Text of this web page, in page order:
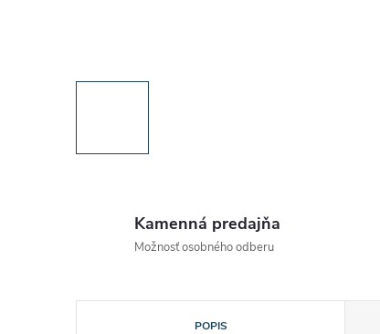
Kamenná predajňa
Možnosť osobného odberu
POPIS